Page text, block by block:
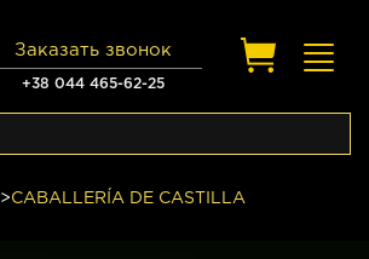
+38 044 465-62-25
Заказать звонок
>CABALLERÍA DE CASTILLA